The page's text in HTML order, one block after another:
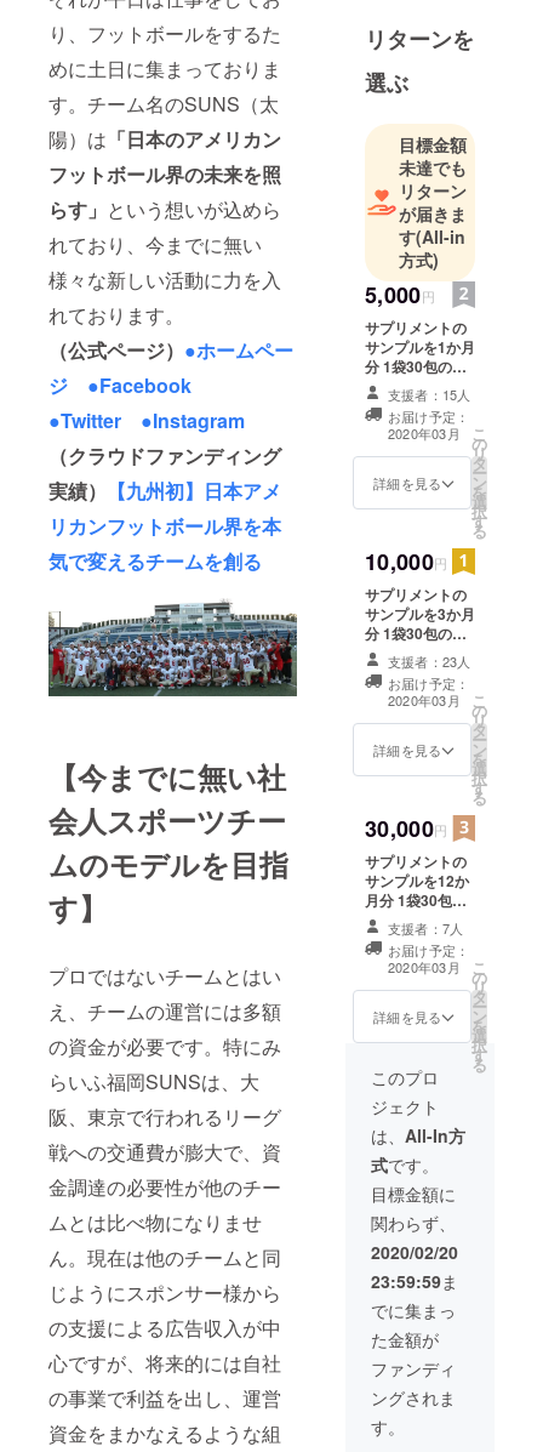
り、フットボールをするた
めに土日に集まっておりま
す。チーム名のSUNS（太
陽）は 「日本のアメリカン
フットボール界の未来を照
らす」 という想いが込めら
れており、今までに無い
様々な新しい活動に力を入
れております。
（公式ページ） ●ホームペー
ジ
●Facebook
●Twitter
●Instagram
（クラウドファンディング
実績）
【九州初】日本アメ
リカンフットボール界を本
気で変えるチームを創る
【今までに無い社
会人スポーツチー
ムのモデルを目指
す】
プロではないチームとはい
え、チームの運営には多額
の資金が必要です。特にみ
らいふ福岡SUNSは、大
阪、東京で行われるリーグ
戦への交通費が膨大で、資
金調達の必要性が他のチー
ムとは比べ物になりませ
ん。現在は他のチームと同
じようにスポンサー様から
の支援による広告収入が中
心ですが、将来的には自社
の事業で利益を出し、運営
資金をまかなえるような組
甲子園ボウ
ルが全日本
大学選手権
え、九州の
学生も「日
本一」を目
指すように
なりまし
た。
以後、九州
の大学生の
アメリカン
フットボー
ルのレベル
は大幅に向
上しまし
た。
昨年、2015
代表の西南
学院大学が
名城大学を
破り、全国
ベスト４へ
と駒を進
め、
立命館大学
にも敗れは
が、善戦
し、関西の
フットボー
ルファンか
らも注目さ
れる存在と
なりまし
た。
そういった
現状の中、
現在九州に
おける社会
人フット
ボールはX
リーグ所属
チームがな
く、独立
リーグと
なっており
ます。チー
ム数、所属
人数共に減
少をたどっ
リターンを
選ぶ
目標金額
未達でも
リターン
が届きま
す(All-in
方式)
5,000円
サプリメントの
サンプルを1か月
分 1袋30包のサ
ンプルを1袋、3
月上旬発送でお
届けいたしま
す。
支援者：15人
お届け予定：
2020年03月
詳細を見る
こ
の
リ
タ
ー
ン
を
選
択
す
る
10,000円
サプリメントの
サンプルを3か月
分 1袋30包のサ
ンプルを3袋、3
月上旬発送でお
届けいたしま
す。
支援者：23人
お届け予定：
2020年03月
詳細を見る
こ
の
リ
タ
ー
ン
を
選
択
す
る
30,000円
サプリメントの
サンプルを12か
月分 1袋30包の
サンプルを12
袋、3月上旬発送
でお届けいたし
ます。
支援者：7人
お届け予定：
2020年03月
詳細を見る
こ
の
リ
タ
ー
ン
を
選
択
す
る
このプロ
ジェクト
は、 All-In方
式です。
目標金額に
関わらず、
2020/02/20
23:59:59ま
でに集まっ
た金額が
ファンディ
ングされま
す。